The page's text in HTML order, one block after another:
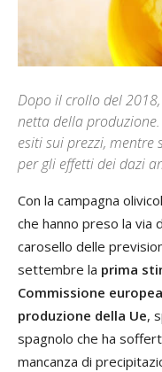
Dopo il crollo del
netta della
esiti sui prezzi, mentre
per gli effetti dei dazi
Con la campagna
che hanno preso la via
carosello delle
settembre la prima
Commissione
produzione della Ue,
spagnolo che ha
mancanza di